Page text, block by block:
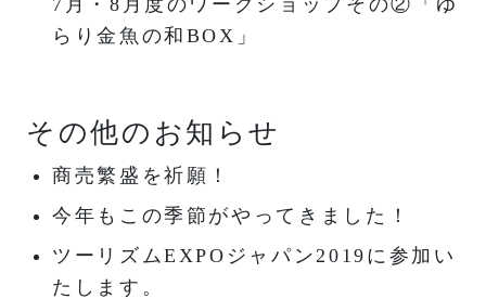
7月・8月度のワークショップその②「ゆ
らり金魚の和BOX」
その他のお知らせ
商売繁盛を祈願！
今年もこの季節がやってきました！
ツーリズムEXPOジャパン2019に参加い
たします。